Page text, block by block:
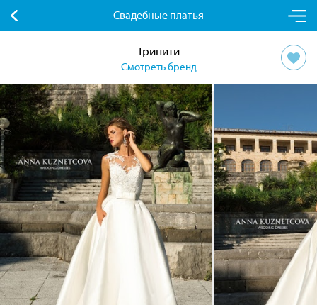
Свадебные платья
Тринити
Смотреть бренд